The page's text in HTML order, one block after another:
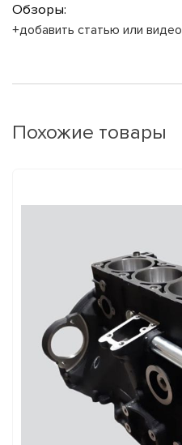
Обзоры:
+добавить статью или видео
Похожие товары